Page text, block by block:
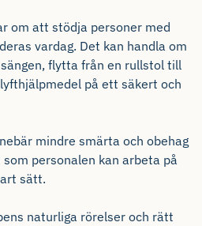
om att stödja personer med
vardag. Det kan handla om
flytta från en rullstol till
på ett säkert och
mindre smärta och obehag
personalen kan arbeta på
sätt.
naturliga rörelser och rätt